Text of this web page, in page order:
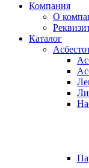
Компания
О
Каталог